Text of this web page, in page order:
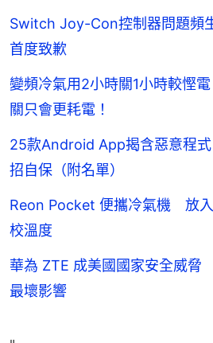
Switch Joy-Con控制器問題頻
首度致歉
變頻冷氣用2小時關1小時較慳
關只會更耗電！
25款Android App揭含惡意程
招自保（附名單）
Reon Pocket 便攜冷氣機 放
校溫度
華為 ZTE 成美國國家安全威
最壞影響